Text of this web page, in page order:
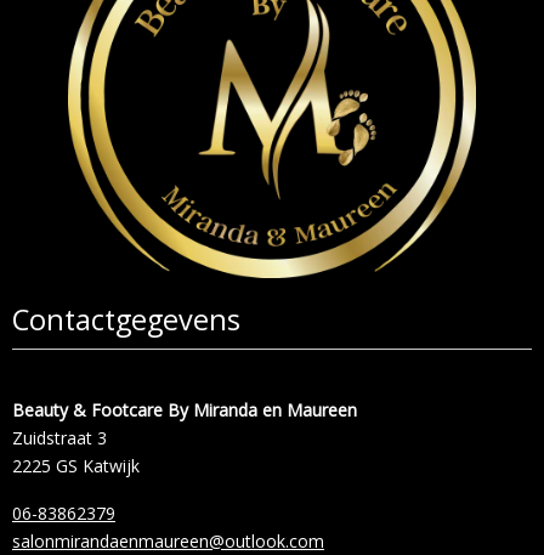
Contactgegevens
Beauty & Footcare By Miranda en Maureen
Zuidstraat 3
2225 GS Katwijk
06-83862379
salonmirandaenmaureen@outlook.com